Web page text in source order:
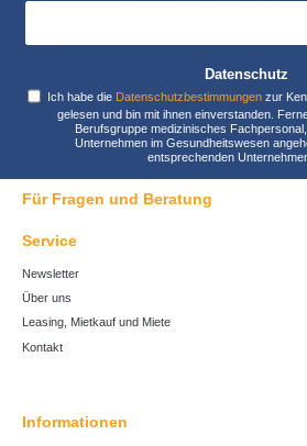
Datenschutz
Ich habe die Datenschutzbestimmungen zur
gelesen und bin mit ihnen einverstanden.
Berufsgruppe medizinisches
Unternehmen im Gesundheitswesen
entsprechenden
Für Fragen und Beratung
Service
Newsletter
Über uns
Leasing, Mietkauf und Miete
Kontakt
Informationen